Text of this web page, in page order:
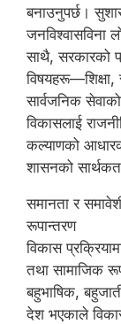
बनाउनुपर्छ।
जनविश्वासविना
साथै, सरकारको
विषयहरू—शिक्षा,
सार्वजनिक
विकासलाई
कल्याणको
शासनको
समानता र
रूपान्तरण
विकास
तथा सामाजिक
बहुभाषिक,
देश भएकाले